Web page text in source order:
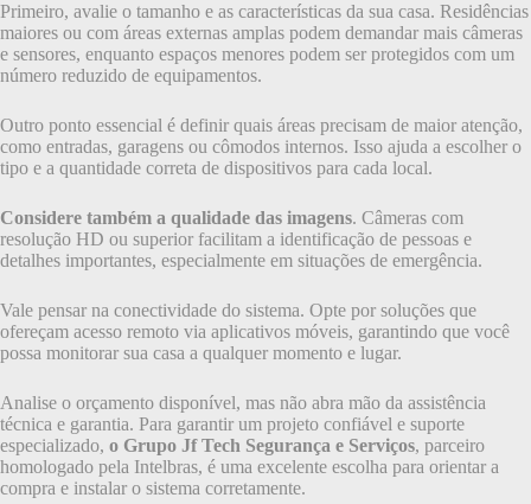
Primeiro, avalie o tamanho e as características da sua casa. Residências
maiores ou com áreas externas amplas podem demandar mais câmeras
e sensores, enquanto espaços menores podem ser protegidos com um
número reduzido de equipamentos.
Outro ponto essencial é definir quais áreas precisam de maior atenção,
como entradas, garagens ou cômodos internos. Isso ajuda a escolher o
tipo e a quantidade correta de dispositivos para cada local.
Considere também a qualidade das imagens. Câmeras com
resolução HD ou superior facilitam a identificação de pessoas e
detalhes importantes, especialmente em situações de emergência.
Vale pensar na conectividade do sistema. Opte por soluções que
ofereçam acesso remoto via aplicativos móveis, garantindo que você
possa monitorar sua casa a qualquer momento e lugar.
Analise o orçamento disponível, mas não abra mão da assistência
técnica e garantia. Para garantir um projeto confiável e suporte
especializado, o Grupo Jf Tech Segurança e Serviços, parceiro
homologado pela Intelbras, é uma excelente escolha para orientar a
compra e instalar o sistema corretamente.